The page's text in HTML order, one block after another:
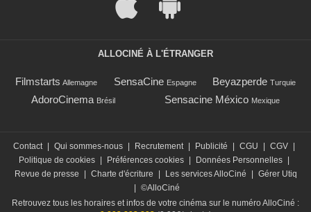
ALLOCINÉ À L'ÉTRANGER
Filmstarts Allemagne SensaCine Espagne Beyazperde Turquie
AdoroCinema Brésil Sensacine México Mexique
Contact Qui sommes-nous Recrutement Publicité CGU CGV
Politique de cookies
Préférences cookies Données Personnelles
Revue de presse
Charte d'écriture Les services AlloCiné
Gérer Utiq
©AlloCiné
Retrouvez tous les horaires et infos de votre cinéma sur le numéro AlloCiné :